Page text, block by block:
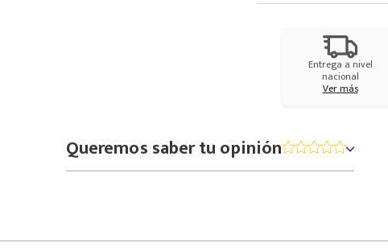
Entrega a nivel
nacional
Ver más
Queremos saber tu opinión